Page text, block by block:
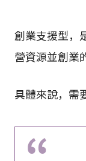
創業支援型，
營資源並創業
具體來說，需